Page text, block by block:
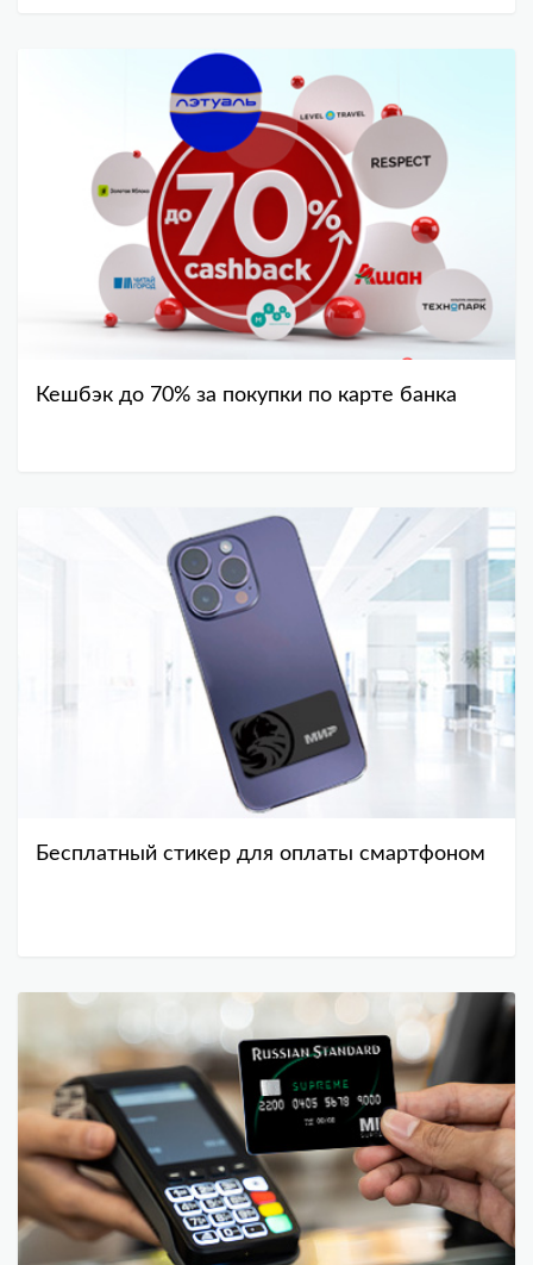
Кешбэк до 70% за покупки по карте банка
Бесплатный стикер для оплаты смартфоном